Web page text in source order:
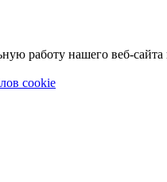
работу нашего веб-сайта
cookie